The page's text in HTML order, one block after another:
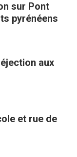
sur Pont
pyrénéens
aux
et rue de